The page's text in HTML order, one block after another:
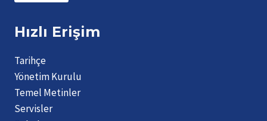
Hızlı Erişim
Tarihçe
Yönetim Kurulu
Temel Metinler
Servisler